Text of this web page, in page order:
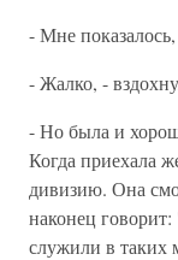
- Мне
- Жалко, -
- Но была и
Когда приехала
дивизию. Она
наконец
служили в таких